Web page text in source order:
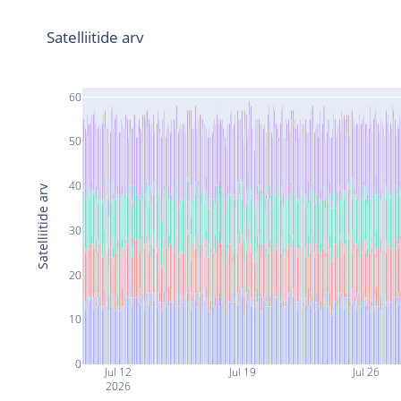
Jul 12
2026
Jul 19 Jul 26
0
10
20
30
40
50
60
Satelliitide arv
Satelliitide arv